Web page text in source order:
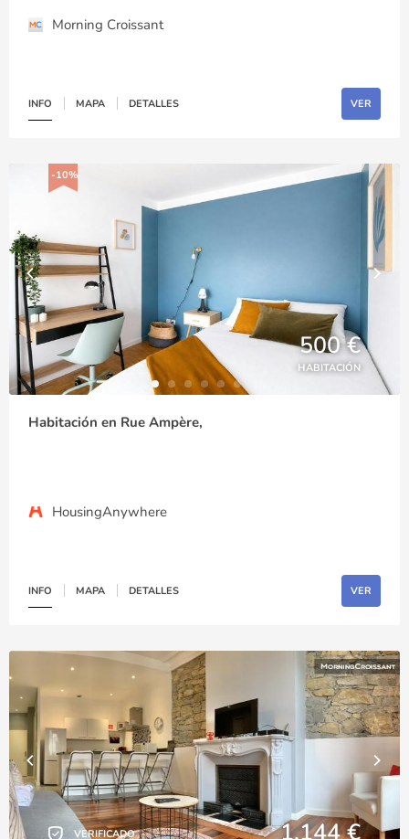
Morning Croissant
INFO MAPA DETALLES VER
-10%
500 €
HABITACIÓN
Habitación en Rue Ampère,
HousingAnywhere
INFO MAPA DETALLES VER
VERIFICADO